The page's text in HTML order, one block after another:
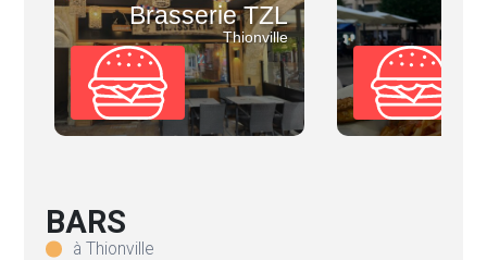
Brasserie TZL
Thionville
BARS
à Thionville